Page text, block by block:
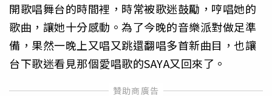
開歌唱舞台的時間裡，時常被歌迷鼓勵，哼唱她的
歌曲，讓她十分感動。為了今晚的音樂派對做足準
備，果然一晚上又唱又跳還翻唱多首新曲目，也讓
台下歌迷看見那個愛唱歌的SAYA又回來了。